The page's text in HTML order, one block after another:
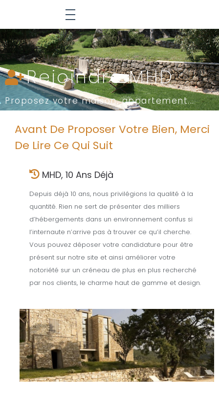
Rejoindre MHD
Proposez votre maison, appartement...
Avant De Proposer Votre Bien, Merci
De Lire Ce Qui Suit
MHD, 10 Ans Déjà
Depuis déjà 10 ans, nous privilégions la qualité à la
quantité. Rien ne sert de présenter des milliers
d’hébergements dans un environnement confus si
l’internaute n’arrive pas à trouver ce qu’il cherche.
Vous pouvez déposer votre candidature pour être
présent sur notre site et ainsi améliorer votre
notoriété sur un créneau de plus en plus recherché
par nos clients, le charme haut de gamme et design.